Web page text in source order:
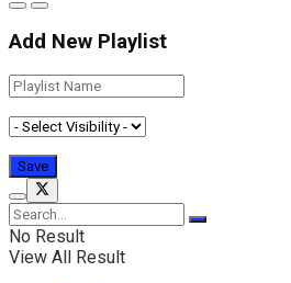
Add New Playlist
No Result
View All Result